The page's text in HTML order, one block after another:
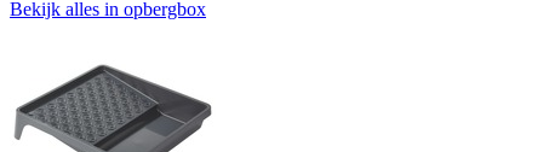
Bekijk alles in opbergbox